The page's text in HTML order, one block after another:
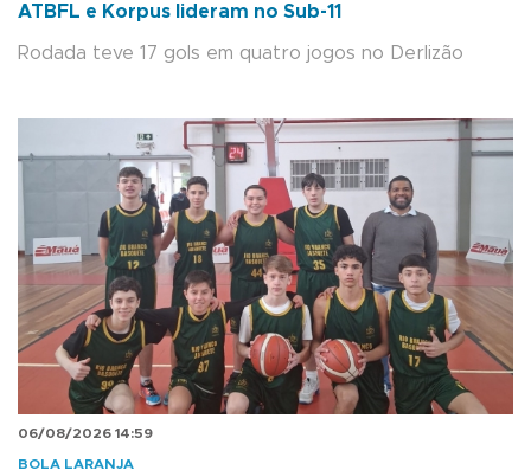
ATBFL e Korpus lideram no Sub-11
Rodada teve 17 gols em quatro jogos no Derlizão
06/08/2026 14:59
BOLA LARANJA